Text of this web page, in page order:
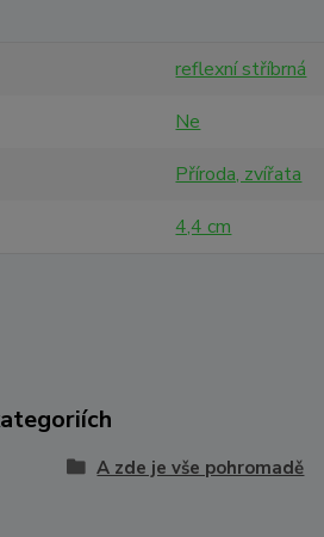
reflexní stříbrná
Ne
Příroda, zvířata
4,4 cm
A zde je vše pohromadě